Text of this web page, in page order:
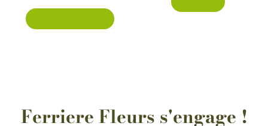
Ferriere Fleurs s'engage !